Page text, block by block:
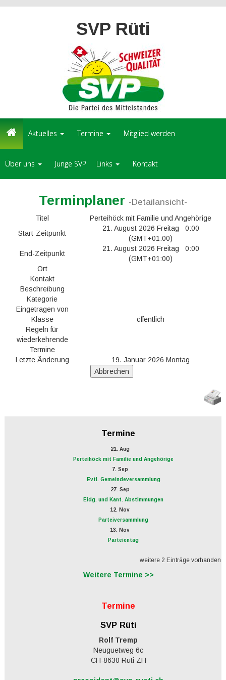
SVP Rüti
Aktuelles Termine Mitglied werden
Über uns Junge SVP Links Kontakt
Terminplaner -Detailansicht-
Titel
Perteihöck mit Familie und Angehörige
Start-Zeitpunkt
21. August 2026 Freitag 0:00
(GMT+01:00)
End-Zeitpunkt
21. August 2026 Freitag 0:00
(GMT+01:00)
Ort
Kontakt
Beschreibung
Kategorie
Eingetragen von
Klasse
öffentlich
Regeln für
wiederkehrende
Termine
Letzte Änderung
19. Januar 2026 Montag
Termine
21. Aug
Perteihöck mit Familie und Angehörige
7. Sep
Evtl. Gemeindeversammlung
27. Sep
Eidg. und Kant. Abstimmungen
12. Nov
Parteiversammlung
13. Nov
Parteientag
weitere 2 Einträge vorhanden
Weitere Termine >>
Termine
SVP Rüti
Rolf Tremp
Neuguetweg 6c
CH-8630 Rüti ZH